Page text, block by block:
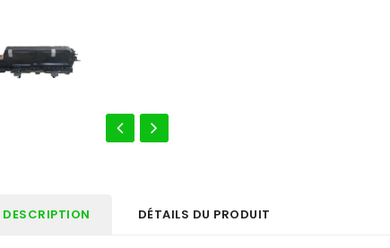
DESCRIPTION DÉTAILS DU PRODUIT